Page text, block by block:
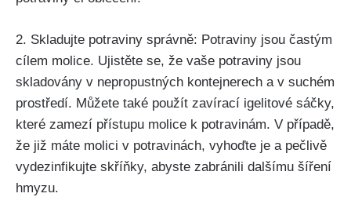
2. Skladujte potraviny správně: Potraviny jsou častým
cílem molice. Ujistěte ‍se, že vaše potraviny jsou
skladovány ⁢v nepropustných kontejnerech⁣ a v suchém
prostředí. Můžete také použít zavírací igelitové sáčky,
které zamezí přístupu molice ⁢k potravinám. V případě,
že již máte molici v potravinách, vyhoďte je a pečlivě
vydezinfikujte skříňky, abyste zabránili dalšímu šíření
hmyzu.‍